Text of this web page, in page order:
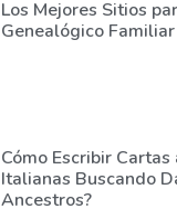
Los Mejores Sitios
Genealógico
Cómo Escribir
Italianas Buscando
Ancestros?